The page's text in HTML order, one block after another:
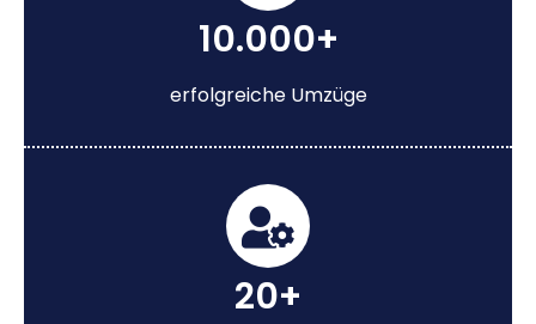
10.000+
erfolgreiche Umzüge
20+